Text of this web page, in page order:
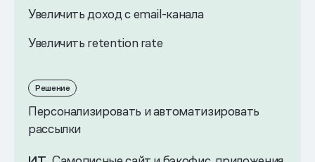
Увеличить доход с email-канала
Увеличить retention rate
Решение
Персонализировать и автоматизировать
рассылки